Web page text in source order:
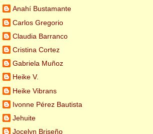
Anahí Bustamante
Carlos Gregorio
Claudia Barranco
Cristina Cortez
Gabriela Muñoz
Heike V.
Heike Vibrans
Ivonne Pérez Bautista
Jehuite
Jocelyn Briseño